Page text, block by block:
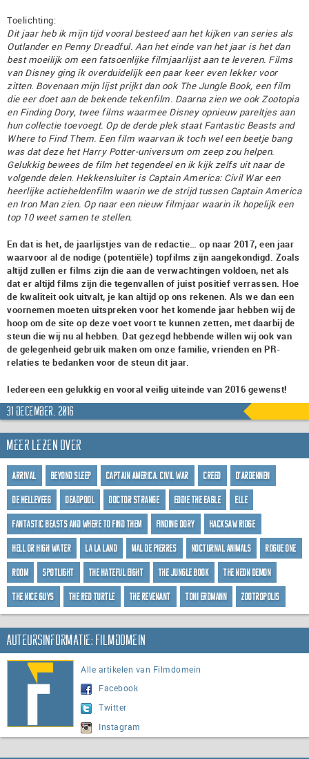
Toelichting:
Dit jaar heb ik mijn tijd vooral besteed aan het kijken van series als
Outlander en Penny Dreadful. Aan het einde van het jaar is het dan
best moeilijk om een fatsoenlijke filmjaarlijst aan te leveren. Films
van Disney ging ik overduidelijk een paar keer even lekker voor
zitten. Bovenaan mijn lijst prijkt dan ook The Jungle Book, een film
die eer doet aan de bekende tekenfilm. Daarna zien we ook Zootopia
en Finding Dory, twee films waarmee Disney opnieuw pareltjes aan
hun collectie toevoegt. Op de derde plek staat Fantastic Beasts and
Where to Find Them. Een film waarvan ik toch wel een beetje bang
was dat deze het Harry Potter-universum om zeep zou helpen.
Gelukkig bewees de film het tegendeel en ik kijk zelfs uit naar de
volgende delen. Hekkensluiter is Captain America: Civil War een
heerlijke actieheldenfilm waarin we de strijd tussen Captain America
en Iron Man zien. Op naar een nieuw filmjaar waarin ik hopelijk een
top 10 weet samen te stellen.
En dat is het, de jaarlijstjes van de redactie… op naar 2017, een jaar
waarvoor al de nodige (potentiële) topfilms zijn aangekondigd. Zoals
altijd zullen er films zijn die aan de verwachtingen voldoen, net als
dat er altijd films zijn die tegenvallen of juist positief verrassen. Hoe
de kwaliteit ook uitvalt, je kan altijd op ons rekenen. Als we dan een
voornemen moeten uitspreken voor het komende jaar hebben wij de
hoop om de site op deze voet voort te kunnen zetten, met daarbij de
steun die wij nu al hebben. Dat gezegd hebbende willen wij ook van
de gelegenheid gebruik maken om onze familie, vrienden en PR-
relaties te bedanken voor de steun dit jaar.
Iedereen een gelukkig en vooral veilig uiteinde van 2016 gewenst!
31 december, 2016
Meer lezen over
Arrival Beyond Sleep Captain America: Civil War Creed D'Ardennen
De Helleveeg Deadpool Doctor Strange Eddie The Eagle Elle
Fantastic Beasts and Where to Find Them Finding Dory Hacksaw Ridge
Hell or High Water La La Land Mal de pierres Nocturnal Animals Rogue One
Room Spotlight The Hateful Eight The Jungle Book The Neon Demon
The Nice Guys The Red Turtle The Revenant Toni Erdmann Zootropolis
Auteursinformatie: Filmdomein
Alle artikelen van Filmdomein
Facebook
Twitter
Instagram